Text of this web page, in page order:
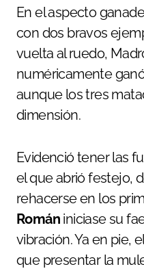
En el aspecto
con dos bravos
vuelta al ruedo,
numéricamente
aunque los tres
dimensión.
Evidenció tener las
el que abrió festejo,
rehacerse en los
Román iniciase su
vibración. Ya en pie,
que presentar la